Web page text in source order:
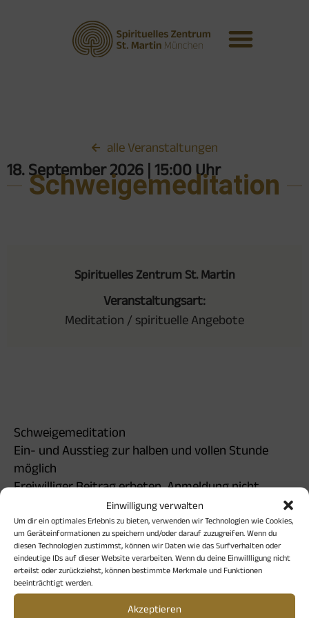
Einwilligung verwalten
Um dir ein optimales Erlebnis zu bieten, verwenden wir Technologien wie Cookies,
um Geräteinformationen zu speichern und/oder darauf zuzugreifen. Wenn du
diesen Technologien zustimmst, können wir Daten wie das Surfverhalten oder
eindeutige IDs auf dieser Website verarbeiten. Wenn du deine Einwillligung nicht
erteilst oder zurückziehst, können bestimmte Merkmale und Funktionen
beeinträchtigt werden.
Akzeptieren
alle Veranstaltungen
18. September 2026 | 15:00 Uhr
Schweigemeditation
Spirituelles Zentrum St. Martin
Veranstaltungsart:
Meditation / spirituelle Angebote
Schweigemeditation
Ein- und Ausstieg zur halben und vollen Stunde
möglich
Freiwilliger Beitrag erbeten, Anmeldung nicht
Leitung: Susanne Gribl